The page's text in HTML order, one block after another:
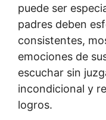
puede ser
padres deben
consistentes,
emociones de
escuchar sin
incondicional y
logros.